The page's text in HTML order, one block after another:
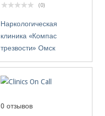
(0)
Наркологическая
клиника «Компас
трезвости» Омск
0 отзывов